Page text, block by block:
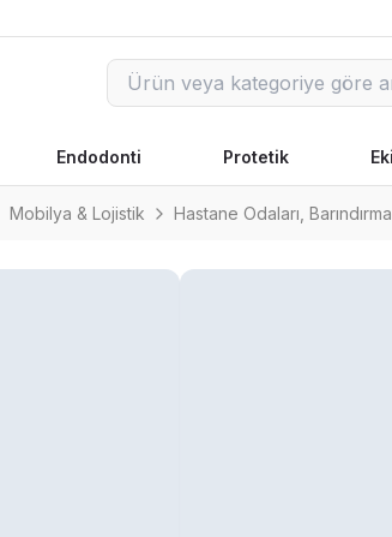
Endodonti Protetik
Mobilya & Lojistik Hastane Odaları, Barındırma